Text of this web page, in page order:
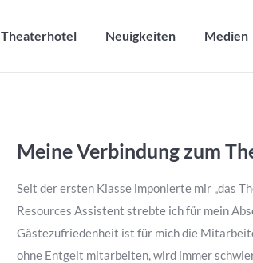
Theaterhotel Neuigkeiten Medien
Meine Verbindung zum
Seit der ersten Klasse imponierte mir „das
Resources Assistent strebte ich für mein
Gästezufriedenheit ist für mich die
ohne Entgelt mitarbeiten, wird immer
Theaterhotel Neuigkeiten Medien